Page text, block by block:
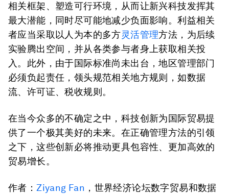
相关框架、塑造可行环境，从而让新兴科技发挥其
最大潜能，同时尽可能地减少负面影响。利益相关
者应当采取以人为本的多方灵活管理方法，为后续
实验腾出空间，并从各类参与者身上获取相关投
入。此外，由于国际标准尚未出台，地区管理部门
必须负起责任，领头规范相关地方规则，如数据
流、许可证、税收规则。
在当今众多的不确定之中，科技创新为国际贸易提
供了一个极其美好的未来。在正确管理方法的引领
之下，这些创新必将推动更具包容性、更加高效的
贸易增长。
作者：Ziyang Fan ，世界经济论坛数字贸易和数据